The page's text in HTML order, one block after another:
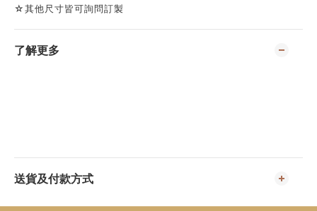
☆其他尺寸皆可詢問訂製
了解更多
送貨及付款方式